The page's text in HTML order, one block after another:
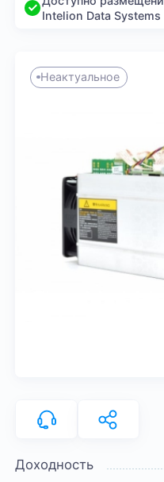
Intelion Data Systems
Неактуальное
Доходность